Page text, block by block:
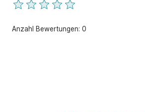
Anzahl Bewertungen: 0